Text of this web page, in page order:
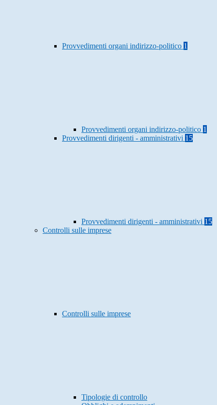
Provvedimenti organi indirizzo-politico 1
Provvedimenti organi indirizzo-politico 1
Provvedimenti dirigenti - amministrativi 15
Provvedimenti dirigenti - amministrativi 15
Controlli sulle imprese
Controlli sulle imprese
Tipologie di controllo